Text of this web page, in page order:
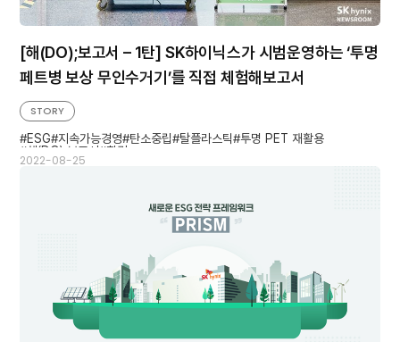
[해(DO);보고서 – 1탄] SK하이닉스가 시범운영하는 ‘투명
페트병 보상 무인수거기’를 직접 체험해보고서
2022-08-25
STORY
ESG 지속가능경영 탄소중립 탈플라스틱
투명 PET 재활용
해(DO);보고서
환경